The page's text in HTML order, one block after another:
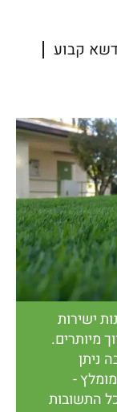
קבוע
ישירות
מיותרים.
ניתן
-
התשובות